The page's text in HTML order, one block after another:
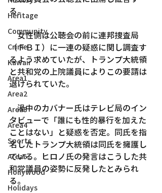
Heritage
Community
Crime
Kawaii
Area1
Area2
Area3
Area4
Sports
Area5
Hollywood
Holidays
る。
女性側は公聴会の前に連邦捜査局
（ＦＢＩ）に一連の疑惑に関し調査す
るよう求めていたが、トランプ大統領
と共和党の上院議員によりこの要請は
退けられていた。
渦中のカバナー氏はテレビ局のイン
タビューで「誰にも性的暴行を加えた
ことはない」と疑惑を否定。同氏を指
名したトランプ大統領は同氏を擁護し
ている。ヒロノ氏の発言はこうした共
和党議員の姿勢に反発したとみられ
る。